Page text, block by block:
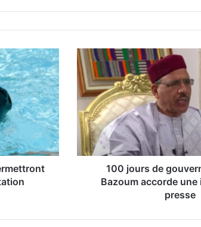
100 jours de
Bazoum accorde une
presse